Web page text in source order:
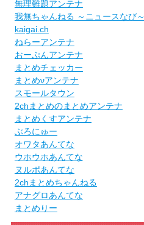
無理難題アンテナ
我無ちゃんねる ～ニュースなび～
kaigai.ch
ねらーアンテナ
おーぷんアンテナ
まとめチェッカー
まとめνアンテナ
スモールタウン
2chまとめのまとめアンテナ
まとめくすアンテナ
ぶろにゅー
オワタあんてな
ウホウホあんてな
ヌルポあんてな
2chまとめちゃんねる
アナグロあんてな
まとめりー